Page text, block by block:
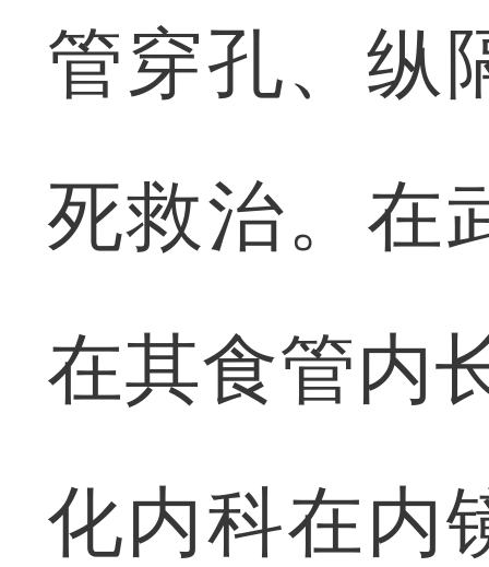
管穿孔、纵
死救治。在
在其食管内
化内科在内